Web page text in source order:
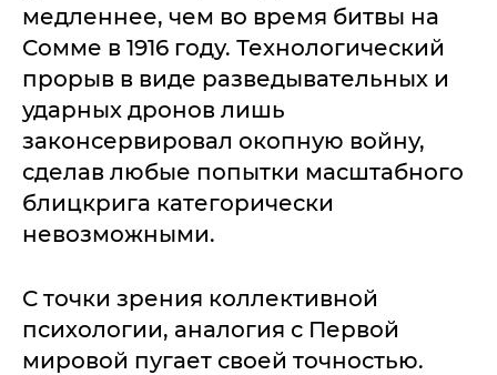
медленнее, чем во время битвы на
Сомме в 1916 году. Технологический
прорыв в виде разведывательных и
ударных дронов лишь
законсервировал окопную войну,
сделав любые попытки масштабного
блицкрига категорически
невозможными.
С точки зрения коллективной
психологии, аналогия с Первой
мировой пугает своей точностью.